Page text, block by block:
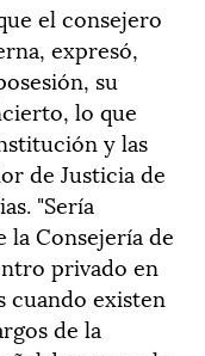
el consejero
expresó,
su
lo que
y las
de Justicia de
"Sería
la Consejería de
privado en
cuando existen
de la